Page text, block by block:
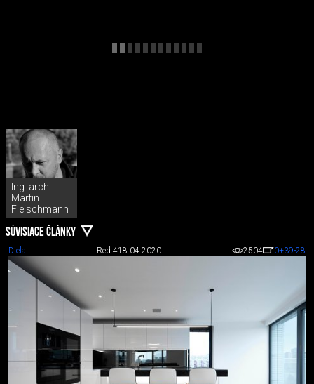
Ing. arch
Martin
Fleischmann
SÚVISIACE ČLÁNKY
Diela Red 418.04.2020 2504 0+39-28